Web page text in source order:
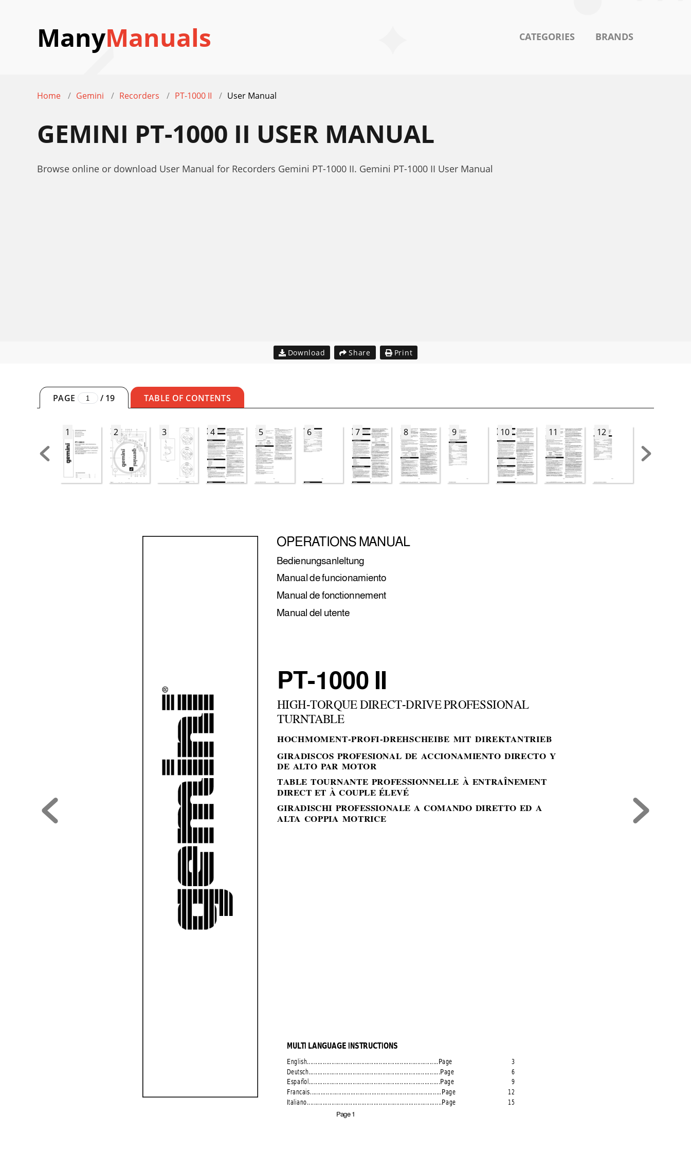
ManyManuals CATEGORIES BRANDS
Home Gemini Recorders PT-1000 II User Manual
GEMINI PT-1000 II USER MANUAL
Browse online or download User Manual for Recorders Gemini PT-1000 II. Gemini PT-1000 II User Manual
Download Share Print
PAGE /19 TABLE OF CONTENTS
1 2 3 4 5 6 7 8 9 10 11 12
Page 1
PT-1000 II
HIGH-TORQUE DIRECT-DRIVE PROFESSIONAL
TURNTABLE
HOCHMOMENT-PROFI-DREHSCHEIBE MIT DIREKTANTRIEB
GIRADISCOS PROFESIONAL DE ACCIONAMIENTO DIRECTO Y
DE ALTO PAR MOTOR
TABLE TOURNANTE PROFESSIONNELLE À ENTRAÎNEMENT
DIRECT ET À COUPLE ÉLEVÉ
GIRADISCHI PROFESSIONALE A COMANDO DIRETTO ED A
ALTA COPPIA MOTRICE
MULTI LANGUAGE INSTRUCTIONS
English...........................................................................Page  3
Deutsch...........................................................................Page  6
Español...........................................................................Page  9
Francais...........................................................................Page  12
Italiano.............................................................................Page  15
OPERATIONS MANUAL
Bedienungsanleltung
Manual de funcionamiento
Manual de fonctionnement
Manual del utente